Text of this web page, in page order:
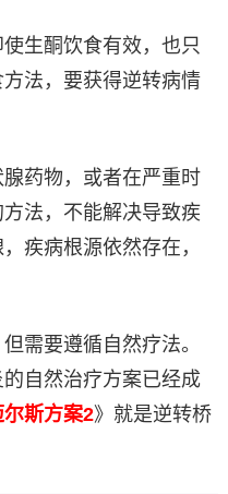
生酮饮食有效，也只
法，要获得逆转病情
药物，或者在严重时
法，不能解决导致疾
疾病根源依然存在，
需要遵循自然疗法。
自然治疗方案已经成
斯方案2》就是逆转桥